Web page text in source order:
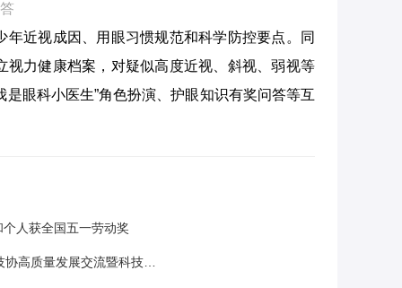
近视成因、用眼习惯规范和科学防控要点。同
力健康档案，对疑似高度近视、斜视、弱视等
眼科小医生”角色扮演、护眼知识有奖问答等互
人获全国五一劳动奖
流暨科技志愿服务助益河北启动活动在唐山举办